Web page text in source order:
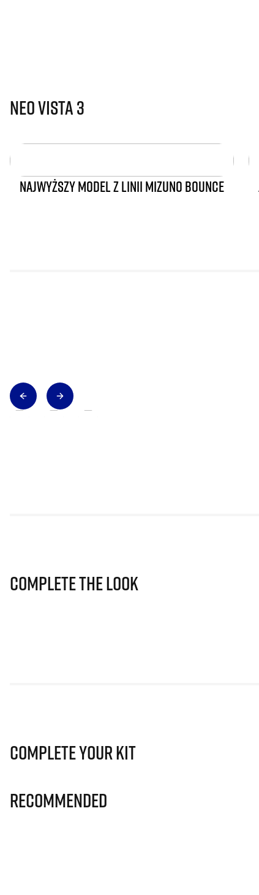
Neo Vista 3
NAJWYŻSZY MODEL Z LINII MIZUNO BOUNCE
Complete The Look
Complete Your Kit
Recommended